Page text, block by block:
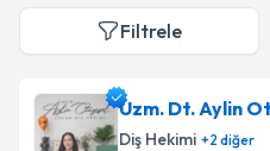
Filtrele
Uzm. Dt. Aylin
Diş Hekimi +2 diğer